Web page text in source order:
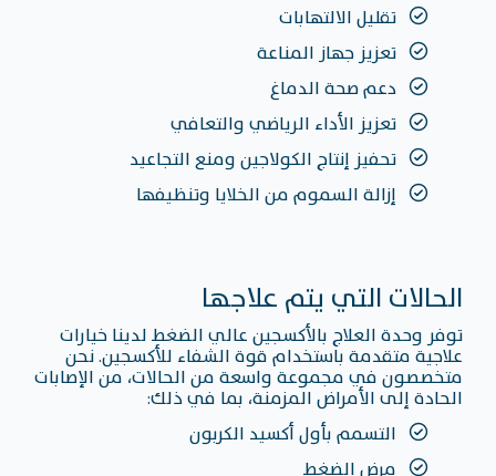
تقليل الالتهابات
تعزيز جهاز المناعة
دعم صحة الدماغ
تعزيز الأداء الرياضي والتعافي
تحفيز إنتاج الكولاجين ومنع التجاعيد
إزالة السموم من الخلايا وتنظيفها
الحالات التي يتم علاجها
توفر وحدة العلاج بالأكسجين عالي الضغط لدينا خيارات
علاجية متقدمة باستخدام قوة الشفاء للأكسجين. نحن
متخصصون في مجموعة واسعة من الحالات، من الإصابات
الحادة إلى الأمراض المزمنة، بما في ذلك:
التسمم بأول أكسيد الكربون
مرض الضغط